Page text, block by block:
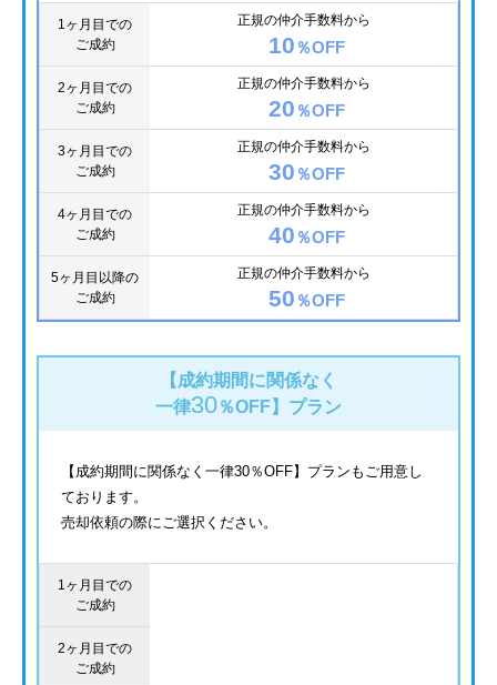
1ヶ月目での
ご成約
正規の仲介手数料から
10 ％OFF
2ヶ月目での
ご成約
正規の仲介手数料から
20 ％OFF
3ヶ月目での
ご成約
正規の仲介手数料から
30 ％OFF
4ヶ月目での
ご成約
正規の仲介手数料から
40 ％OFF
5ヶ月目以降の
ご成約
正規の仲介手数料から
50 ％OFF
【成約期間に関係なく
一律30％OFF】 プラン
【成約期間に関係なく一律30％OFF】プランもご用意し
ております。
売却依頼の際にご選択ください。
1ヶ月目での
ご成約
2ヶ月目での
ご成約